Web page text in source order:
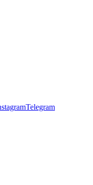
Telegram